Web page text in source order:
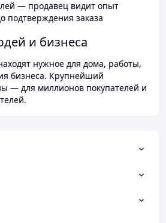
— продавец видит опыт
подтверждения заказа
и бизнеса
нужное для дома, работы,
бизнеса. Крупнейший
— для миллионов покупателей и